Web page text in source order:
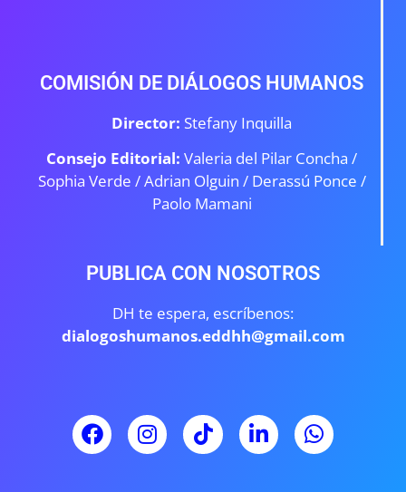
COMISIÓN DE DIÁLOGOS HUMANOS
Director: Stefany Inquilla
Consejo Editorial: Valeria del Pilar Concha /
Sophia Verde /Adrian Olguin / Derassú Ponce /
Paolo Mamani
PUBLICA CON NOSOTROS
DH te espera, escríbenos:
dialogoshumanos.eddhh@gmail.com